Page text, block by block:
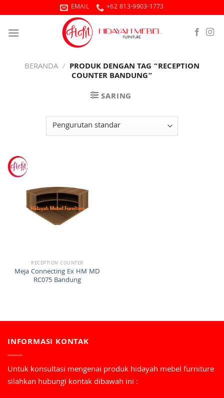
to
content
EMAIL +62 813-9903-1773
BERANDA / PRODUK DENGAN TAG “RECEPTION
COUNTER BANDUNG”
SARING
RECEPTION COUNTER
Meja Connecting Ex HM MD
RC075 Bandung
INFORMASI KONTAK
Untuk konsultasi mengenai produk hidayah mebel furniture
silahkan hubungi kontak dibawah ini :